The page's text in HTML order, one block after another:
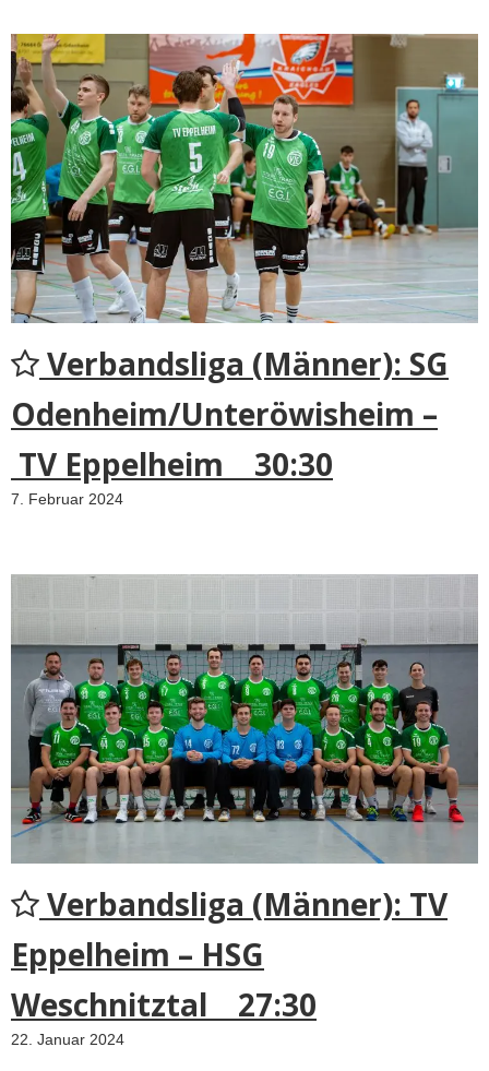
Verbandsliga (Männer): SG
Odenheim/Unteröwisheim –
TV Eppelheim 30:30
7. Februar 2024
Verbandsliga (Männer): TV
Eppelheim – HSG
Weschnitztal 27:30
22. Januar 2024